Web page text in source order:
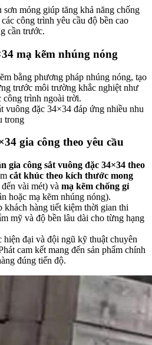
mỏng giúp tăng khả năng chống
công trình yêu cầu độ bền cao
cần trước.
mạ kẽm nhúng nóng
bằng phương pháp nhúng nóng, tạo
trước môi trường khắc nghiệt như
công trình ngoài trời.
vuông đặc 34×34 đáp ứng nhiều nhu
trong
gia công theo yêu cầu
gia công sắt vuông đặc 34×34 theo
cắt khúc theo kích thước mong
vài mét) và mạ kẽm chống gỉ
hoặc mạ kẽm nhúng nóng).
khách hàng tiết kiệm thời gian thi
mỹ và độ bền lâu dài cho từng hạng
đại và đội ngũ kỹ thuật chuyên
cam kết mang đến sản phẩm chính
đúng tiến độ.